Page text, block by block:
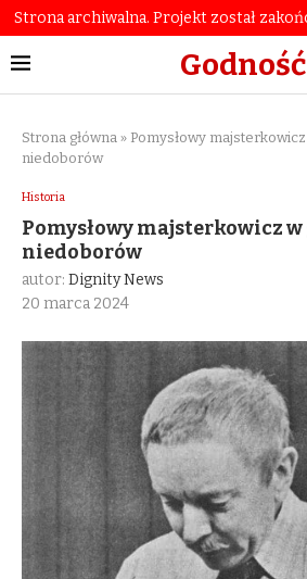
Strona archiwalna. Projekt został
Godność
Strona główna » Pomysłowy
niedoborów
Historia
Pomysłowy majsterkowicz
niedoborów
autor: Dignity News
20 marca 2024